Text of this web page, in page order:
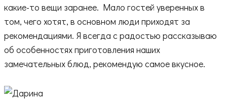
какие-то вещи заранее. Мало гостей уверенных в
том, чего хотят, в основном люди приходят за
рекомендациями. Я всегда с радостью рассказываю
об особенностях приготовления наших
замечательных блюд, рекомендую самое вкусное.